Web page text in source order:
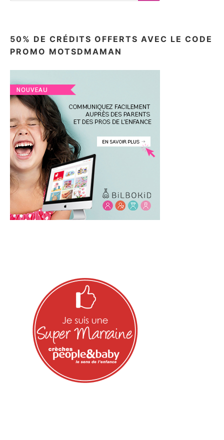
50% DE CRÉDITS OFFERTS AVEC LE CODE
PROMO MOTSDMAMAN